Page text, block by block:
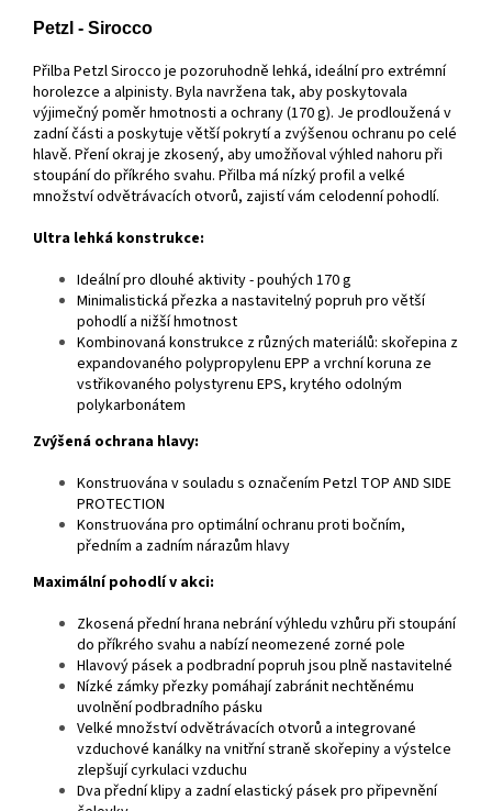
Petzl - Sirocco
Přilba Petzl Sirocco je pozoruhodně lehká, ideální pro extrémní
horolezce a alpinisty. Byla navržena tak, aby poskytovala
výjimečný poměr hmotnosti a ochrany (170 g). Je prodloužená v
zadní části a poskytuje větší pokrytí a zvýšenou ochranu po celé
hlavě. Pření okraj je zkosený, aby umožňoval výhled nahoru při
stoupání do příkrého svahu. Přilba má nízký profil a velké
množství odvětrávacích otvorů, zajistí vám celodenní pohodlí.
Ultra lehká konstrukce:
Ideální pro dlouhé aktivity - pouhých 170 g
Minimalistická přezka a nastavitelný popruh pro větší
pohodlí a nižší hmotnost
Kombinovaná konstrukce z různých materiálů: skořepina z
expandovaného polypropylenu EPP a vrchní koruna ze
vstřikovaného polystyrenu EPS, krytého odolným
polykarbonátem
Zvýšená ochrana hlavy:
Konstruována v souladu s označením Petzl TOP AND SIDE
PROTECTION
Konstruována pro optimální ochranu proti bočním,
předním a zadním nárazům hlavy
Maximální pohodlí v akci:
Zkosená přední hrana nebrání výhledu vzhůru při stoupání
do příkrého svahu a nabízí neomezené zorné pole
Hlavový pásek a podbradní popruh jsou plně nastavitelné
Nízké zámky přezky pomáhají zabránit nechtěnému
uvolnění podbradního pásku
Velké množství odvětrávacích otvorů a integrované
vzduchové kanálky na vnitřní straně skořepiny a výstelce
zlepšují cyrkulaci vzduchu
Dva přední klipy a zadní elastický pásek pro připevnění